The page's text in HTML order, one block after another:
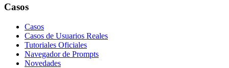
Casos
Casos
Casos de Usuarios Reales
Tutoriales Oficiales
Navegador de Prompts
Novedades